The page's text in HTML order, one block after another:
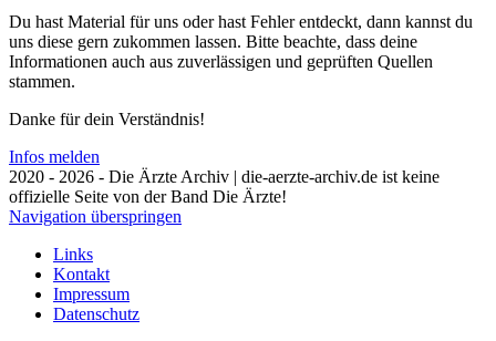
Du hast Material für uns oder hast Fehler entdeckt, dann kannst du
uns diese gern zukommen lassen. Bitte beachte, dass deine
Informationen auch aus zuverlässigen und geprüften Quellen
stammen.
Danke für dein Verständnis!
Infos melden
2020 - 2026 - Die Ärzte Archiv | die-aerzte-archiv.de ist keine
offizielle Seite von der Band Die Ärzte!
Navigation überspringen
Links
Kontakt
Impressum
Datenschutz